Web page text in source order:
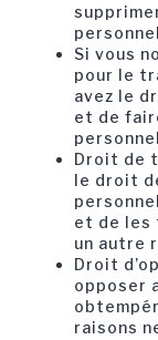
Si vous
pour le
avez le
et de
Droit de
le droit
et de les
un autre
Droit
opposer
raisons